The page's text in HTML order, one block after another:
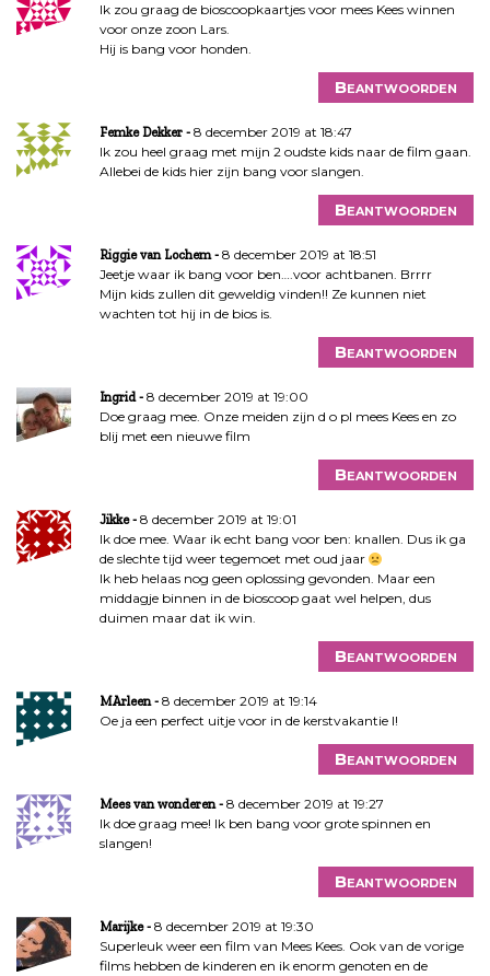
Ik zou graag de bioscoopkaartjes voor mees Kees winnen
voor onze zoon Lars.
Hij is bang voor honden.
Beantwoorden
Femke Dekker
8 december 2019 at 18:47
Ik zou heel graag met mijn 2 oudste kids naar de film gaan.
Allebei de kids hier zijn bang voor slangen.
Beantwoorden
Riggie van Lochem
8 december 2019 at 18:51
Jeetje waar ik bang voor ben….voor achtbanen. Brrrr
Mijn kids zullen dit geweldig vinden!! Ze kunnen niet
wachten tot hij in de bios is.
Beantwoorden
Ingrid
8 december 2019 at 19:00
Doe graag mee. Onze meiden zijn d o pl mees Kees en zo
blij met een nieuwe film
Beantwoorden
Jikke
8 december 2019 at 19:01
Ik doe mee. Waar ik echt bang voor ben: knallen. Dus ik ga
de slechte tijd weer tegemoet met oud jaar
Ik heb helaas nog geen oplossing gevonden. Maar een
middagje binnen in de bioscoop gaat wel helpen, dus
duimen maar dat ik win.
Beantwoorden
MArleen
8 december 2019 at 19:14
Oe ja een perfect uitje voor in de kerstvakantie l!
Beantwoorden
Mees van wonderen
8 december 2019 at 19:27
Ik doe graag mee! Ik ben bang voor grote spinnen en
slangen!
Beantwoorden
Marijke
8 december 2019 at 19:30
Superleuk weer een film van Mees Kees. Ook van de vorige
films hebben de kinderen en ik enorm genoten en de